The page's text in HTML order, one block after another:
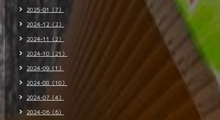
2025-01（7）
2024-12（2）
2024-11（2）
2024-10（21）
2024-09（1）
2024-08（10）
2024-07（4）
2024-06（6）